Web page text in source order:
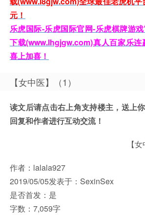
元！
乐虎国际-乐虎国际官网-乐虎棋牌游
下载(www.lhgjgw.com)真人百家乐连
喜上加喜！
【女中医】（1）
读文后请点击右上角支持楼主，送上
回复和作者进行互动交流！
【女中医
作者：lalala927
2019/05/05发表于：SexinSex
是否首发：是
字数：7,059字